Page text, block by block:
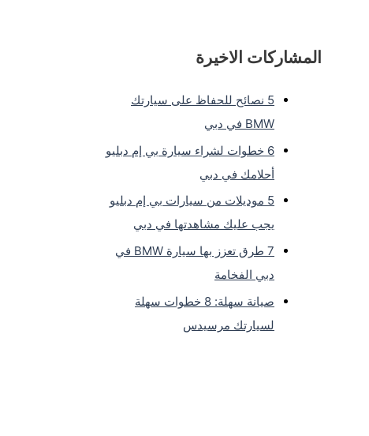
المشاركات الاخيرة
5 نصائح للحفاظ على سيارتك
BMW في دبي
6 خطوات لشراء سيارة بي إم دبليو
أحلامك في دبي
5 موديلات من سيارات بي إم دبليو
يجب عليك مشاهدتها في دبي
7 طرق تعزز بها سيارة BMW في
دبي الفخامة
صيانة سهلة: 8 خطوات سهلة
لسيارتك مرسيدس